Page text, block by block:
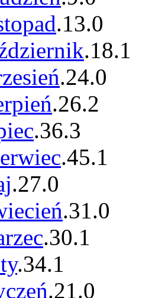
.13.0
.18.1
.24.0
.26.2
.36.3
.45.1
.27.0
.31.0
.30.1
.34.1
.21.0